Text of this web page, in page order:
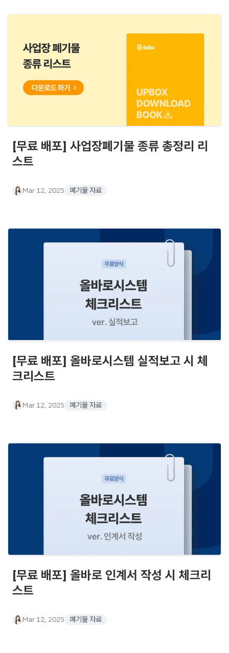
[무료 배포] 사업장폐기물 종류 총정리 리
스트
Mar 12, 2025 폐기물 자료
[무료 배포] 올바로시스템 실적보고 시 체
크리스트
Mar 12, 2025 폐기물 자료
[무료 배포] 올바로 인계서 작성 시 체크리
스트
Mar 12, 2025 폐기물 자료